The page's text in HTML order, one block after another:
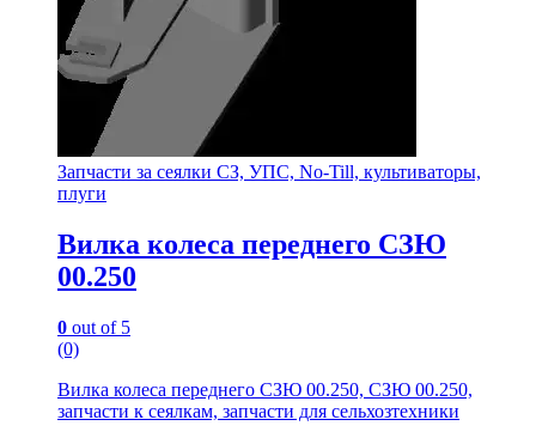
Запчасти за сеялки СЗ, УПС, No-Till, культиваторы,
плуги
Вилка колеса переднего СЗЮ
00.250
0 out of 5
(0)
Вилка колеса переднего СЗЮ 00.250, СЗЮ 00.250,
запчасти к сеялкам, запчасти для сельхозтехники